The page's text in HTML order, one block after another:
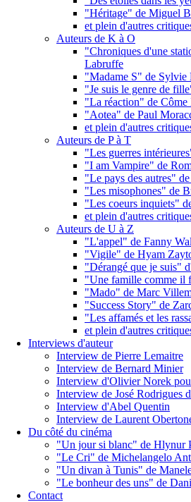
"Héritage" de Miguel
et plein d'autres
Auteurs de K à O
"Chroniques d'une
Labruffe
"Madame S" de Sylvie
"Je suis le genre de
"La réaction" de
"Aotea" de Paul
et plein d'autres
Auteurs de P à T
"Les guerres
"I am Vampire" de
"Le pays des autres"
"Les misophones" de
"Les coeurs inquiets"
et plein d'autres
Auteurs de U à Z
"L'appel" de Fanny
"Vigile" de Hyam
"Dérangé que je suis"
"Une famille comme il
"Mado" de Marc
"Success Story" de
"Les affamés et les
et plein d'autres
Interviews d'auteur
Interview de Pierre Lemaitre
Interview de Bernard Minier
Interview d'Olivier Norek
Interview de José Rodrigues
Interview d'Abel Quentin
Interview de Laurent
Du côté du cinéma
"Un jour si blanc" de Hlynur
"Le Cri" de Michelangelo
"Un divan à Tunis" de
"Le bonheur des uns" de
Contact